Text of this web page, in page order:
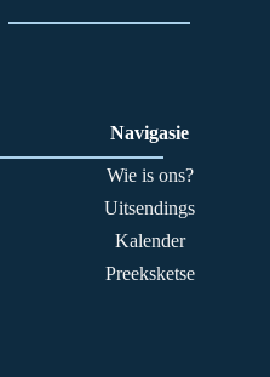
Navigasie
Wie is ons?
Uitsendings
Kalender
Preeksketse